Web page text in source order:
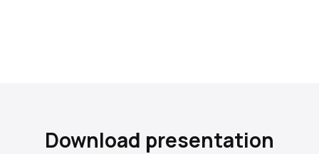
Download presentation